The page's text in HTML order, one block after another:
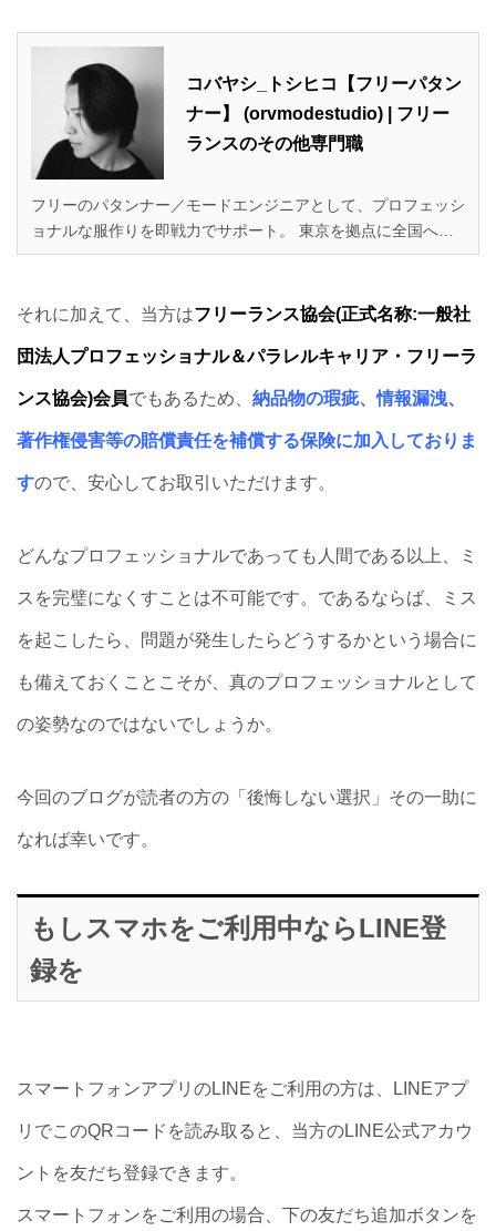
コバヤシ_トシヒコ【フリーパタン
ナー】 (orvmodestudio) | フリー
ランスのその他専門職
フリーのパタンナー／モードエンジニアとして、プロフェッシ
ョナルな服作りを即戦力でサポート。 東京を拠点に全国へ向
けて、プロの外注先としてはもちろん、服作り未経験な個人の
ていただいております。 フリーランス協会会員。 ▼可能な業
製作 ・グレーディング ・データ…
それに加えて、当方はフリーランス協会(正式名称:一般社
団法人プロフェッショナル＆パラレルキャリア・フリーラ
ンス協会)会員でもあるため、 納品物の瑕疵、情報漏洩、
著作権侵害等の賠償責任を補償する保険に加入しておりま
すので、安心してお取引いただけます。
どんなプロフェッショナルであっても人間である以上、ミ
スを完璧になくすことは不可能です。であるならば、ミス
を起こしたら、問題が発生したらどうするかという場合に
も備えておくことこそが、真のプロフェッショナルとして
の姿勢なのではないでしょうか。
今回のブログが読者の方の「後悔しない選択」その一助に
なれば幸いです。
もしスマホをご利用中ならLINE登
録を
スマートフォンアプリのLINEをご利用の方は、 LINEアプ
リでこのQRコードを読み取ると、当方のLINE公式アカウ
ントを友だち登録できます。
スマートフォンをご利用の場合、下の友だち追加ボタンを